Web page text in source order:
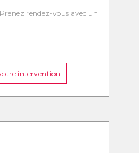
rendez-vous avec un
intervention